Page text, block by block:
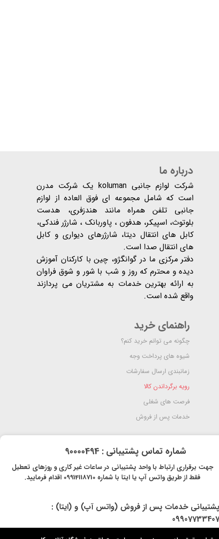
درباره ما
شرکت لوازم جانبی koluman یک شرکت مدرن
است که شامل مجموعه ای فوق العاده از لوازم
جانبی تلفن همراه مانند هندزفری، هدست
بلوتوث، اسپیکر، هدفون ، پاوربانک ، شارژر فندکی،
کابل های انتقال دیتا، شارژرهای دیواری و کابل
های انتقال صدا است.
دفتر مرکزی ما در گوانگژو، چین با کارکنان آموزش
دیده و محترم که روز و شب با شور و شوق فراوان
به ارائه بهترین خدمات به مشتریان می پردازند
واقع شده است​​​​​​​.
راهنمای خرید
چگونه می توانم خرید کنم؟
شیوه های پرداخت وجه
زمانبندی ارسال سفارشات
رویه برگرداندن کالا
فرصت های شغلی
خدمات پس از فروش
​شماره تماس پشتیبانی : 90000494
​​جهت برقراری ارتباط با واحد پشتیبانی در ساعات غیر کاری و روزهای تعطیل
فقط از طریق واتس آپ یا ایتا با شماره 09914118710 اقدام فرمایید.
​پشتیبانی خدمات پس از فروش (واتس آپ) و (ایتا) :
09907733407